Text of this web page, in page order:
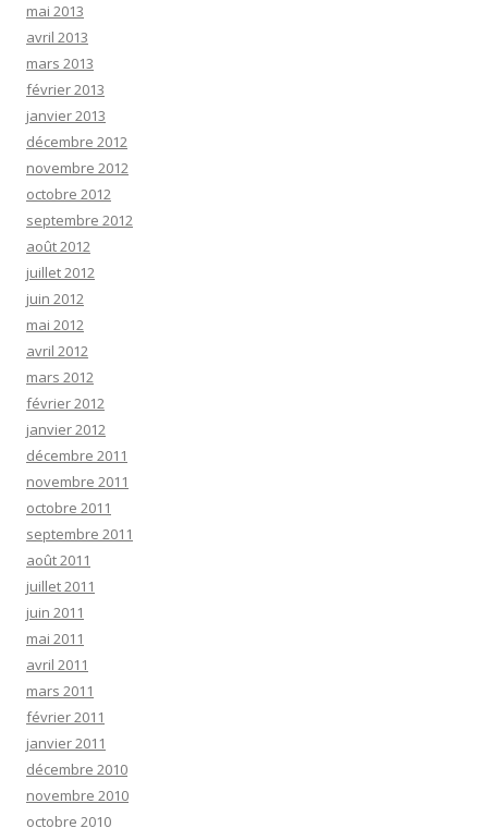
mai 2013
avril 2013
mars 2013
février 2013
janvier 2013
décembre 2012
novembre 2012
octobre 2012
septembre 2012
août 2012
juillet 2012
juin 2012
mai 2012
avril 2012
mars 2012
février 2012
janvier 2012
décembre 2011
novembre 2011
octobre 2011
septembre 2011
août 2011
juillet 2011
juin 2011
mai 2011
avril 2011
mars 2011
février 2011
janvier 2011
décembre 2010
novembre 2010
octobre 2010